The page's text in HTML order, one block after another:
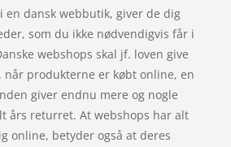
en dansk webbutik, giver de dig
som du ikke nødvendigvis får i
webshops skal jf. loven give
når produkterne er købt online, en
giver endnu mere og nogle
års returret. At webshops har alt
online, betyder også at deres